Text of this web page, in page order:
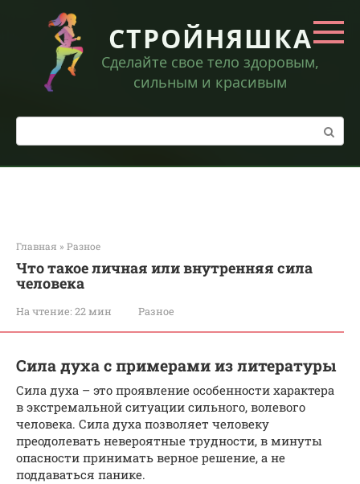
контенту
СТРОЙНЯШКА
Сделайте свое тело здоровым,
сильным и красивым
Поиск:
Главная » Разное
Что такое личная или внутренняя сила
человека
На чтение: 22 мин Разное
Сила духа с примерами из литературы
Сила духа – это проявление особенности характера
в экстремальной ситуации сильного, волевого
человека. Сила духа позволяет человеку
преодолевать невероятные трудности, в минуты
опасности принимать верное решение, а не
поддаваться панике.